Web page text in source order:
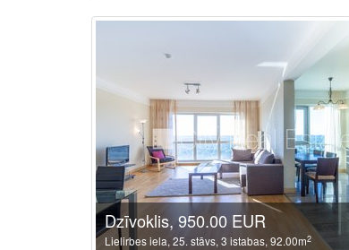
Dzīvoklis, 950.00 EUR
Lielirbes iela, 25. stāvs, 3 istabas, 92.00m2